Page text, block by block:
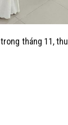
tháng 11,